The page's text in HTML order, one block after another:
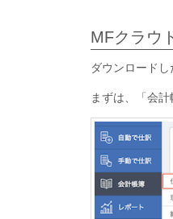
MFクラウ
ダウンロード
まずは、「会